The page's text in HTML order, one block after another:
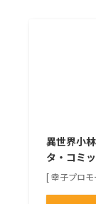
異世界小
タ・コミッ
[ 幸子プロ